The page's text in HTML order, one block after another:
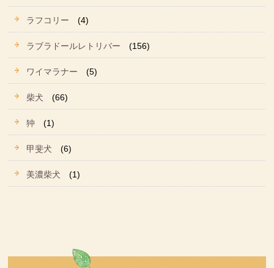
ラフコリー (4)
ラブラドールレトリバー (156)
ワイマラナー (5)
柴犬 (66)
狆 (1)
甲斐犬 (6)
美濃柴犬 (1)